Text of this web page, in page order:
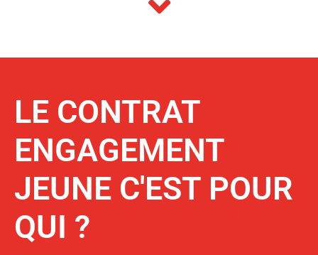
LE CONTRAT
ENGAGEMENT
JEUNE C'EST POUR
QUI ?​